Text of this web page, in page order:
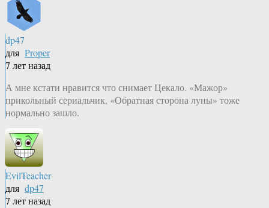
dp47
для Proper
7 лет назад
А мне кстати нравится что снимает Цекало. «Мажор»
прикольный сериальчик, «Обратная сторона луны» тоже
нормально зашло.
EvilTeacher
для dp47
7 лет назад